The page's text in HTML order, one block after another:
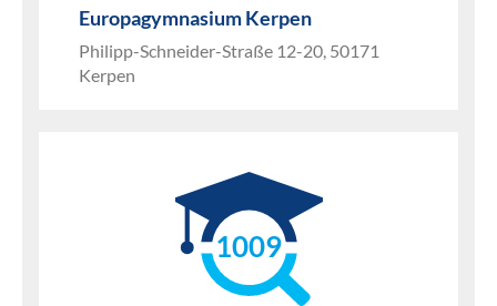
Europagymnasium Kerpen
Philipp-Schneider-Straße 12-20, 50171
Kerpen
1009